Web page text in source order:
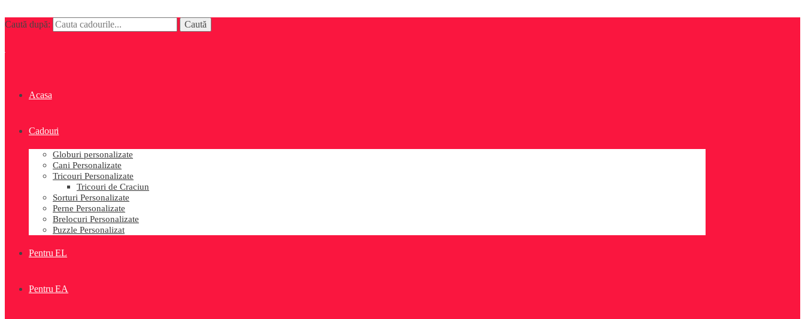
Caută după: Caută
Acasa
Cadouri
Globuri personalizate
Cani Personalizate
Tricouri Personalizate
Tricouri de Craciun
Sorturi Personalizate
Perne Personalizate
Brelocuri Personalizate
Puzzle Personalizat
Pentru EL
Pentru EA